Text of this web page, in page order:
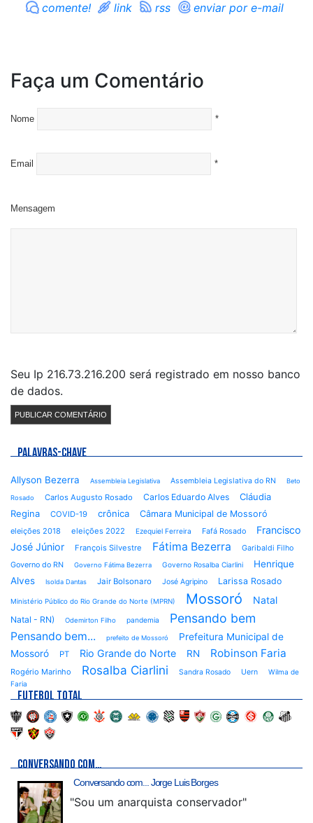
comente! link rss enviar por e-mail
Faça um Comentário
Nome *
Email *
Mensagem
Seu Ip 216.73.216.200 será registrado em nosso banco
de dados.
PALAVRAS-CHAVE
Allyson Bezerra Assembleia Legislativa Assembleia Legislativa do RN Beto
Rosado Carlos Augusto Rosado Carlos Eduardo Alves
Cláudia
Regina
COVID-19 crônica Câmara Municipal de Mossoró
eleições 2018 eleições 2022 Ezequiel Ferreira Fafá Rosado
Francisco
José Júnior
François Silvestre Fátima Bezerra
Garibaldi Filho
Governo do RN
Governo Fátima Bezerra Governo Rosalba Ciarlini
Henrique
Alves
Isolda Dantas Jair Bolsonaro José Agripino Larissa Rosado
Ministério Público do Rio Grande do Norte (MPRN) Mossoró Natal
Natal - RN) Odemirton Filho pandemia Pensando bem
Pensando bem... prefeito de Mossoró
Prefeitura Municipal de
Mossoró
PT Rio Grande do Norte RN Robinson Faria
Rogério Marinho Rosalba Ciarlini Sandra Rosado Uern
Wilma de
Faria
FUTEBOL TOTAL
CONVERSANDO COM…
Conversando com... Jorge Luis Borges
"Sou um anarquista conservador"